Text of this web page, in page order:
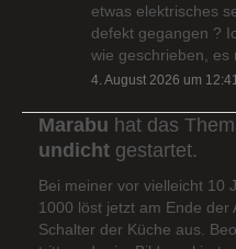
etwas elektrisches
defekt gegangen ?
wie geschrieben, es
4. August 2026 um 12:41
Marabu hat das
undicht gestartet.
Bei meiner vor vielleicht 10
1000 löst jetzt am Ende
Schalter der Küche aus.